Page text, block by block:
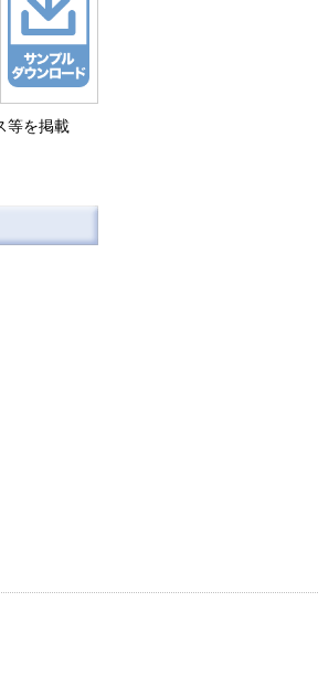
等を掲載